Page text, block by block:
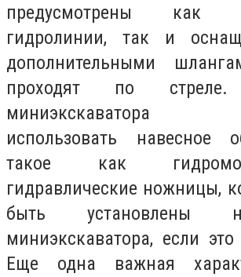
предусмотрены как
гидролинии, так и
дополнительными
проходят по стреле.
миниэкскаватора
использовать навесное
такое как
гидравлические ножницы,
быть установлены
миниэкскаватора, если это
Еще одна важная